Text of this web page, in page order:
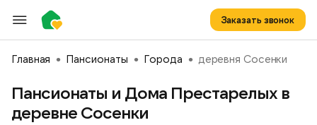
Заказать звонок
Главная Пансионаты Города деревня Сосенки
Пансионаты и Дома Престарелых в
деревне Сосенки